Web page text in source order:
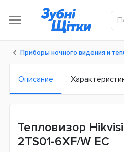
Приборы ночного видения и
Описание
Тепловизор
2TS01-6XF/W ЕС